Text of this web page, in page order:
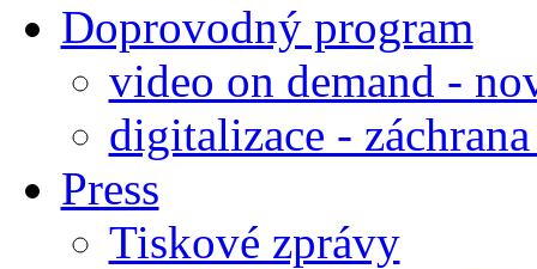
Doprovodný program
video on demand -
digitalizace -
Press
Tiskové zprávy